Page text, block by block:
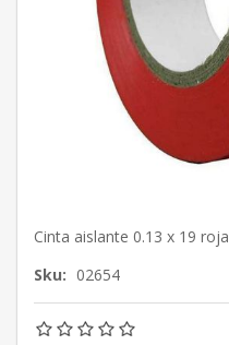
Cinta aislante 0.13 x 19 roja
Sku: 02654